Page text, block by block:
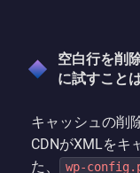
空白行を削
に試すこと
キャッシュの削
CDNがXMLをキ
た、
wp-